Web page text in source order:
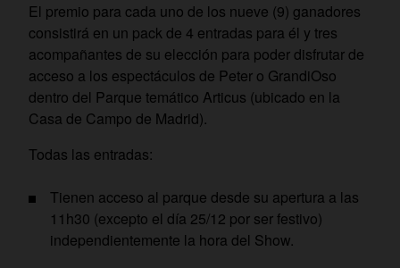
El premio para cada uno de los nueve (9) ganadores
consistirá en un pack de 4 entradas para él y tres
acompañantes de su elección para poder disfrutar de
acceso a los espectáculos de Peter o GrandiOso
dentro del Parque temático Articus (ubicado en la
Casa de Campo de Madrid).
Todas las entradas:
Tienen acceso al parque desde su apertura a las
11h30 (excepto el día 25/12 por ser festivo)
independientemente la hora del Show.